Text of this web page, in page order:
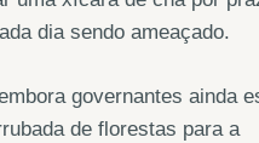
dia sendo ameaçado.
governantes ainda
de florestas para a